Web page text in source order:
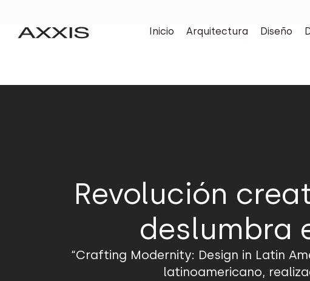
Inicio Arquitectura Diseño
Revolución
deslumbra
“Crafting Modernity: Design in Latin
latinoamericano,